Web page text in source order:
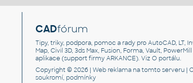
CADfórum
Tipy, triky, podpora, pomoc a rady pro AutoCAD, LT,
Map, Civil 3D, 3ds Max, Fusion, Forma, Vault,
aplikace (support firmy ARKANCE). VizO portálu.
Copyright © 2026 |Web reklama na tomto serveru |
soukromí, podmínky